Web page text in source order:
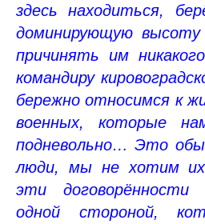
здесь находиться,
доминирующую
причинять им
командиру
бережно относимся к
военных, которые
подневольно… Это
люди, мы не хотим
эти
одной стороной,